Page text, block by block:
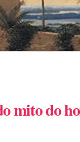
mito do